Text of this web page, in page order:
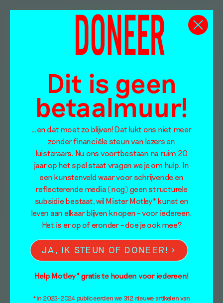
Dit is geen
betaalmuur!
…en dat moet zo blijven! Dat lukt ons niet meer
zonder financiële steun van lezers en
luisteraars. Nu ons voortbestaan na ruim 20
jaar op het spel staat vragen we je om hulp. In
een kunstenveld waar voor schrijvende en
reflecterende media (nog) geen structurele
subsidie bestaat, wil Mister Motley* kunst en
leven aan elkaar blijven knopen – voor iedereen.
Het is er op of eronder – doe je ook mee?
JA, IK STEUN OF DONEER!
Help Motley* gratis te houden voor iedereen!
*In 2023-2024 publiceerden we 312 nieuwe artikelen van